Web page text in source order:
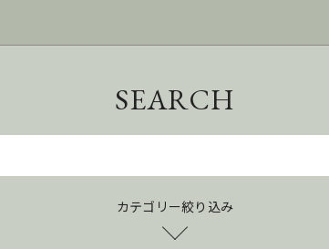
SEARCH
カテゴリー絞り込み